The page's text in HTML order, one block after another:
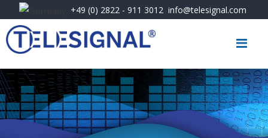
+49 (0) 2822 - 911 3012 info@telesignal.com